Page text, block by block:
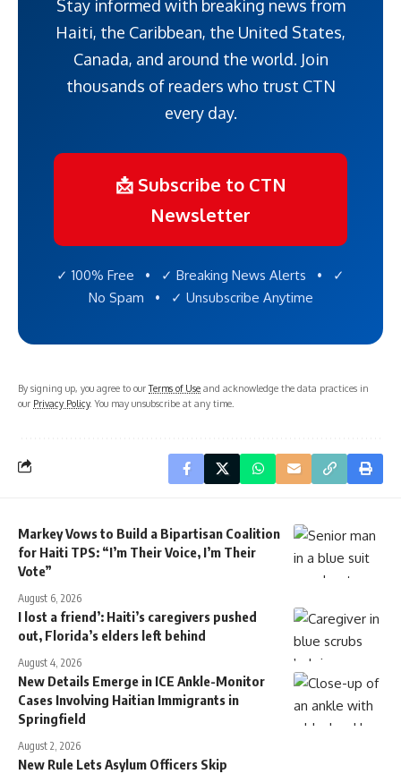
Stay informed with breaking news from
Haiti, the Caribbean, the United States,
Canada, and around the world. Join
thousands of readers who trust CTN
every day.
📩 Subscribe to CTN
Newsletter
✓ 100% Free • ✓ Breaking News Alerts • ✓
No Spam • ✓ Unsubscribe Anytime
By signing up, you agree to ourTerms of Use and acknowledge the data practices in
our Privacy Policy. You may unsubscribe at any time.
Markey Vows to Build a Bipartisan Coalition
for Haiti TPS: “I’m Their Voice, I’m Their
Vote”
August 6, 2026
I lost a friend’: Haiti’s caregivers pushed
out, Florida’s elders left behind
August 4, 2026
New Details Emerge in ICE Ankle-Monitor
Cases Involving Haitian Immigrants in
Springfield
August 2, 2026
New Rule Lets Asylum Officers Skip